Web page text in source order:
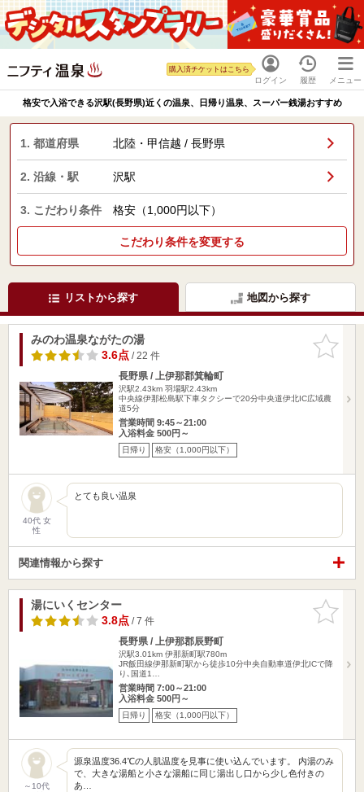
ログイン
購入済チケットはこちら
履歴 メニュー
格安で入浴できる沢駅(長野県)近くの温泉、日帰り温泉、スーパー銭湯おすすめ
1. 都道府県 北陸・甲信越 / 長野県
2. 沿線・駅 沢駅
3. こだわり条件 格安（1,000円以下）
こだわり条件を変更する
リストから探す 地図から探す
お気に入
りに追加
みのわ温泉ながたの湯
3.6点/ 22 件
長野県 / 上伊那郡箕輪町
沢駅2.43km 羽場駅2.43km
中央線伊那松島駅下車タクシーで20分中央道伊北IC広域農
道5分
営業時間 9:45～21:00
入浴料金 500円～
日帰り 格安（1,000円以下）
40代 女
性
とても良い温泉
関連情報から探す
お気に入
りに追加
湯にいくセンター
3.8点/ 7 件
長野県 / 上伊那郡辰野町
沢駅3.01km 伊那新町駅780m
JR飯田線伊那新町駅から徒歩10分中央自動車道伊北ICで降
り､国道1…
営業時間 7:00～21:00
入浴料金 500円～
日帰り 格安（1,000円以下）
～10代
源泉温度36.4℃の人肌温度を見事に使い込んでいます。 内湯のみ
で、大きな湯船と小さな湯船に同じ湯出し口から少し色付きの
あ…